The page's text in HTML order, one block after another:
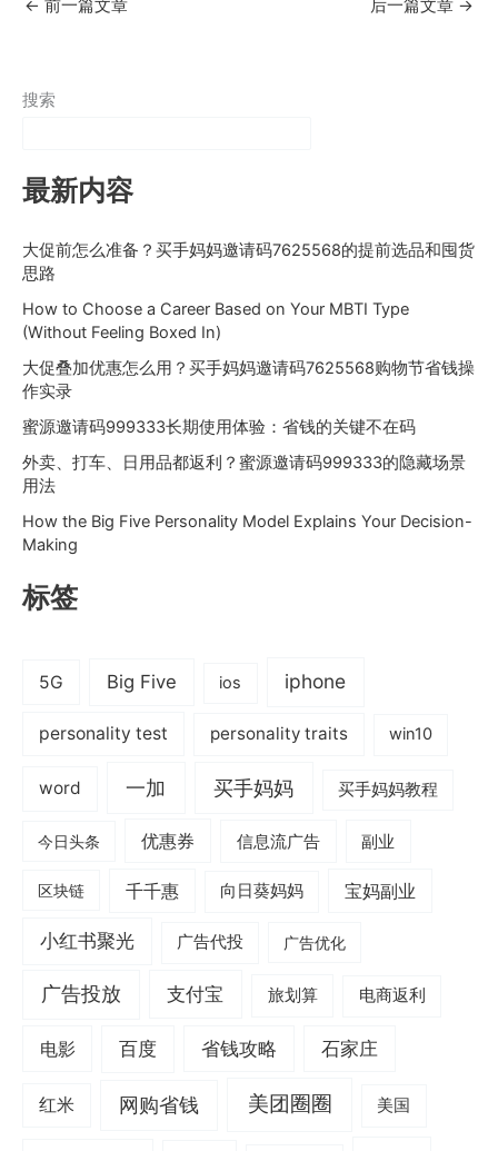
← 前一篇文章 后一篇文章 →
搜索
最新内容
大促前怎么准备？买手妈妈邀请码7625568的提前选品和囤货
思路
How to Choose a Career Based on Your MBTI Type
(Without Feeling Boxed In)
大促叠加优惠怎么用？买手妈妈邀请码7625568购物节省钱操
作实录
蜜源邀请码999333长期使用体验：省钱的关键不在码
外卖、打车、日用品都返利？蜜源邀请码999333的隐藏场景
用法
How the Big Five Personality Model Explains Your Decision-
Making
标签
5G Big Five ios iphone
personality test personality traits win10
word 一加 买手妈妈 买手妈妈教程
今日头条 优惠券 信息流广告 副业
区块链 千千惠 向日葵妈妈 宝妈副业
小红书聚光 广告代投 广告优化
广告投放 支付宝 旅划算 电商返利
电影 百度 省钱攻略 石家庄
红米 网购省钱 美团圈圈 美国